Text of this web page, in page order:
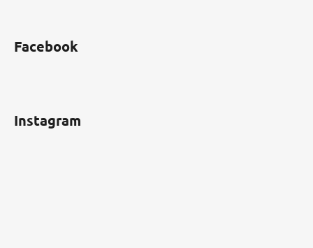
Facebook
Instagram